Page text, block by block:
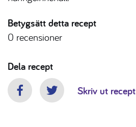
Betygsätt detta recept
0 recensioner
Dela recept
FacebookTwitterSkriv ut recept